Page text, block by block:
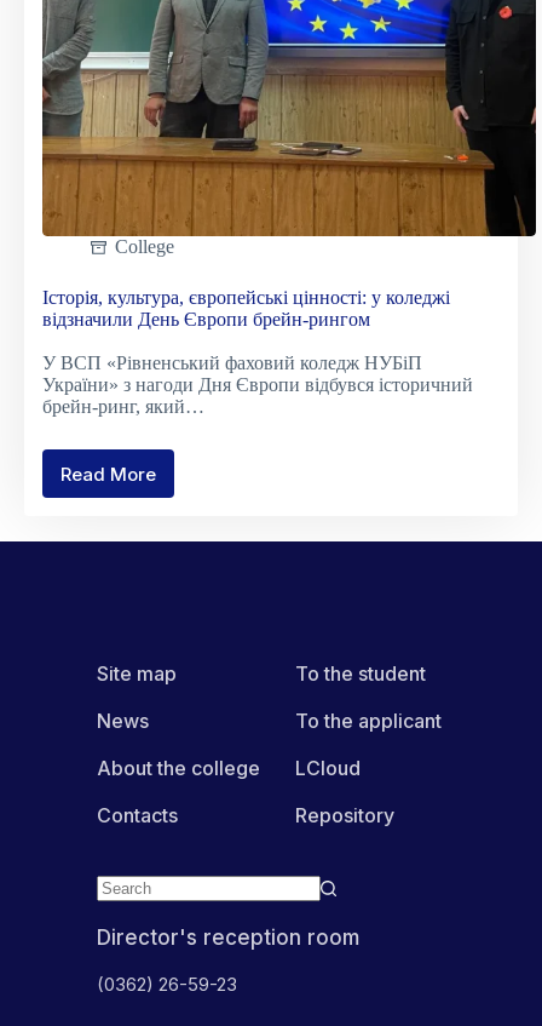
College
Історія, культура, європейські цінності: у коледжі
відзначили День Європи брейн-рингом
У ВСП «Рівненський фаховий коледж НУБіП
України» з нагоди Дня Європи відбувся історичний
брейн-ринг, який…
Read More
Історія,
Європи
брейн-
рингом
Director's reception room
(0362) 26-59-23
Site map
News
About the college
Contacts
To the student
To the applicant
LCloud
Repository